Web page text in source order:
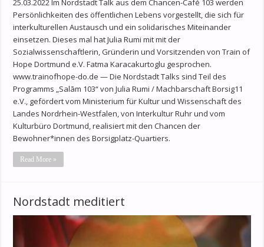
25.03.2022 Im Nordstadt Talk aus dem Chancen-Café 103 werden
Persönlichkeiten des öffentlichen Lebens vorgestellt, die sich für
interkulturellen Austausch und ein solidarisches Miteinander
einsetzen. Dieses mal hat Julia Rumi mit mit der
Sozialwissenschaftlerin, Gründerin und Vorsitzenden von Train of
Hope Dortmund e.V. Fatma Karacakurtoglu gesprochen.
www.trainofhope-do.de — Die Nordstadt Talks sind Teil des
Programms „Salām 103“ von Julia Rumi / Machbarschaft Borsig11
e.V., gefördert vom Ministerium für Kultur und Wissenschaft des
Landes Nordrhein-Westfalen, von Interkultur Ruhr und vom
Kulturbüro Dortmund, realisiert mit den Chancen der
Bewohner*innen des Borsigplatz-Quartiers.
Read More »
Nordstadt meditiert